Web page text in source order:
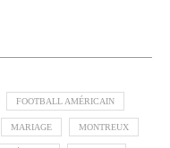
FOOTBALL AMÉRICAIN
MARIAGE MONTREUX